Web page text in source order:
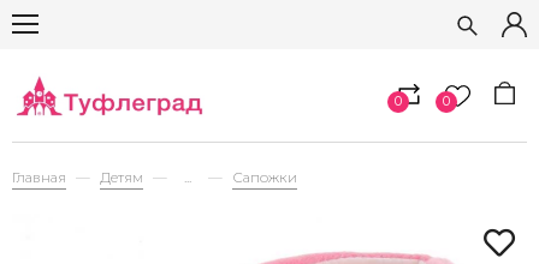
0 0
Главная Детям ... Сапожки